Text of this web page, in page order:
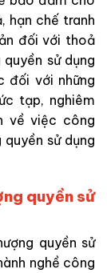
hạn chế tranh
đối với thoả
sử dụng
đối với những
tạp, nghiêm
về việc công
sử dụng
quyền sử
quyền sử
nghề công